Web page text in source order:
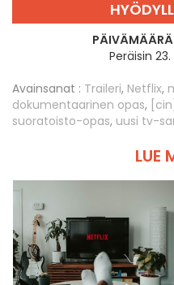
Peräisin
Avainsanat : Traileri, Netflix,
dokumentaarinen opas,
suoratoisto-opas, uusi tv-
LUE